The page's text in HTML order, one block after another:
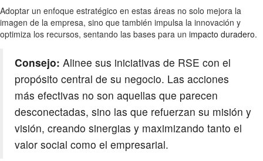
Adoptar un enfoque estratégico en estas áreas no solo mejora la
imagen de la empresa, sino que también impulsa la innovación y
optimiza los recursos, sentando las bases para un impacto duradero.
Consejo: Alinee sus iniciativas de RSE con el
propósito central de su negocio. Las acciones
más efectivas no son aquellas que parecen
desconectadas, sino las que refuerzan su misión y
visión, creando sinergias y maximizando tanto el
valor social como el empresarial.